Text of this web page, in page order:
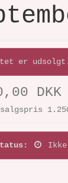
er udsolgt.
DKK